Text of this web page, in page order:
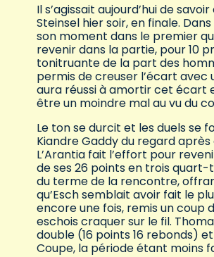
Il s’agissait aujourd’hui de
Steinsel hier soir, en finale.
son moment dans le premier
revenir dans la partie, pour 10
tonitruante de la part des
permis de creuser l’écart avec
aura réussi à amortir cet écart
être un moindre mal au vu du
Le ton se durcit et les duels se
Kiandre Gaddy du regard
L’Arantia fait l’effort pour
de ses 26 points en trois quart-
du terme de la rencontre,
qu’Esch semblait avoir fait le
encore une fois, remis un coup
eschois craquer sur le fil.
double (16 points 16 rebonds)
Coupe, la période étant moins